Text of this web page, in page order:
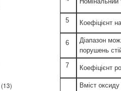
(13)
5 Коефіцієнт
6
Діапазон
порушень
7
Коефіцієнт
Вміст